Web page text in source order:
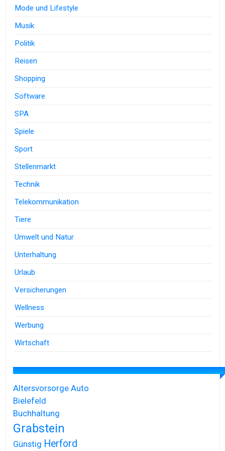
Mode und Lifestyle
Musik
Politik
Reisen
Shopping
Software
SPA
Spiele
Sport
Stellenmarkt
Technik
Telekommunikation
Tiere
Umwelt und Natur
Unterhaltung
Urlaub
Versicherungen
Wellness
Werbung
Wirtschaft
Altersvorsorge Auto
Bielefeld
Buchhaltung
Grabstein
Günstig Herford